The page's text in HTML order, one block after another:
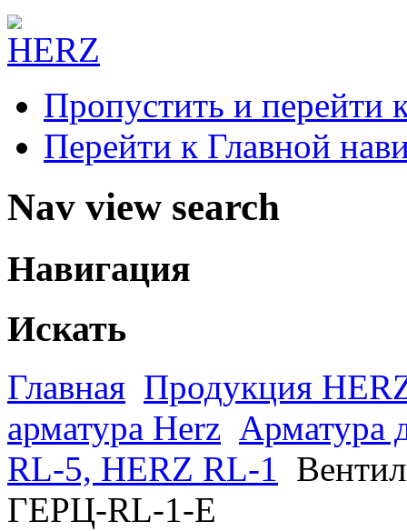
Пропустить и перейти
Перейти к Главной
Nav view search
Навигация
Искать
Главная Продукция
арматура Herz Арматура
RL-5, HERZ RL-1
ГЕРЦ-RL-1-E